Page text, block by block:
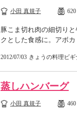
小田 真規子
豚こま切れ肉の細切り
クとした食感に。アボ
2012/07/03 きょうの料理ビ
蒸しハンバーグ
小田 真規子